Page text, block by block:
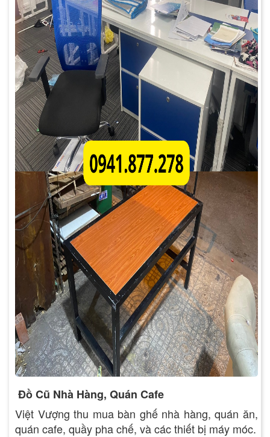
Đồ Cũ Nhà Hàng, Quán Cafe
Việt Vượng thu mua bàn ghế nhà hàng, quán ăn,
quán cafe, quầy pha chế, và các thiết bị máy móc.